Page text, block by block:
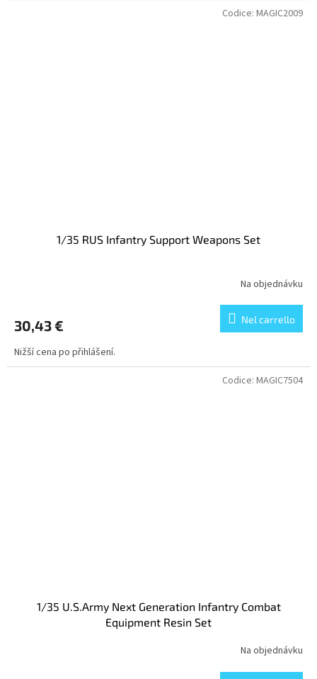
1/35 RUS Infantry Support Weapons Set
Na objednávku
30,43 € Nel carrello
Nižší cena po přihlášení.
Codice: MAGIC2009
1/35 U.S.Army Next Generation Infantry Combat
Equipment Resin Set
Na objednávku
Codice: MAGIC7504